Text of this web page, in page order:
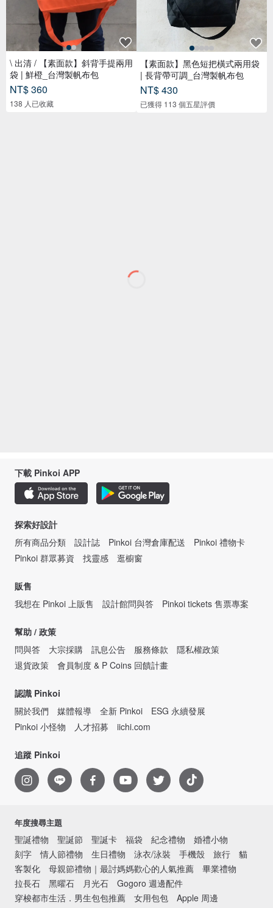
\ 出清 / 【素面款】斜背手提兩用
袋 | 鮮橙_台灣製帆布包
NT$ 360
138 人已收藏
【素面款】黑色短把橫式兩用袋
| 長背帶可調_台灣製帆布包
NT$ 430
已獲得 113 個五星評價
下載 Pinkoi APP
探索好設計
所有商品分類
設計誌 Pinkoi 台灣倉庫配送
Pinkoi 禮物卡
Pinkoi 群眾募資
找靈感 逛櫥窗
販售
我想在 Pinkoi 上販售
設計館問與答 Pinkoi tickets 售票專案
幫助 / 政策
問與答
大宗採購 訊息公告 服務條款
隱私權政策
退貨政策
會員制度 & P Coins 回饋計畫
認識 Pinkoi
關於我們
媒體報導 全新 Pinkoi
ESG 永續發展
Pinkoi 小怪物
人才招募 iichi.com
追蹤 Pinkoi
年度搜尋主題
聖誕禮物 聖誕節 聖誕卡 福袋 紀念禮物
婚禮小物
刻字
情人節禮物 生日禮物 泳衣/泳裝 手機殼 旅行
貓
客製化
母親節禮物｜最討媽媽歡心的人氣推薦
畢業禮物
拉長石
黑曜石 月光石
Gogoro 週邊配件
穿梭都市生活．男生包包推薦
女用包包
Apple 周邊